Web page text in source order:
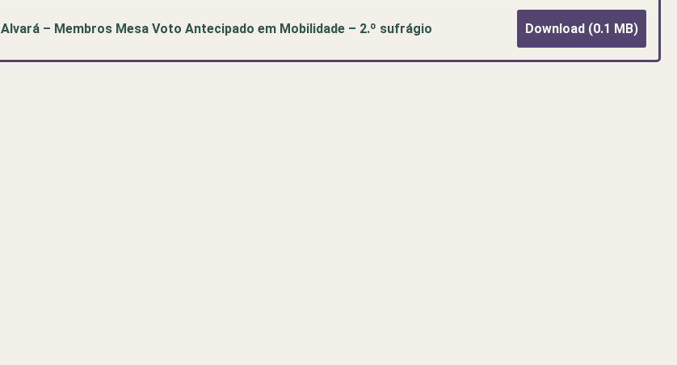
Alvará – Membros Mesa Voto Antecipado em Mobilidade – 2.º sufrágio Download (0.1 MB)